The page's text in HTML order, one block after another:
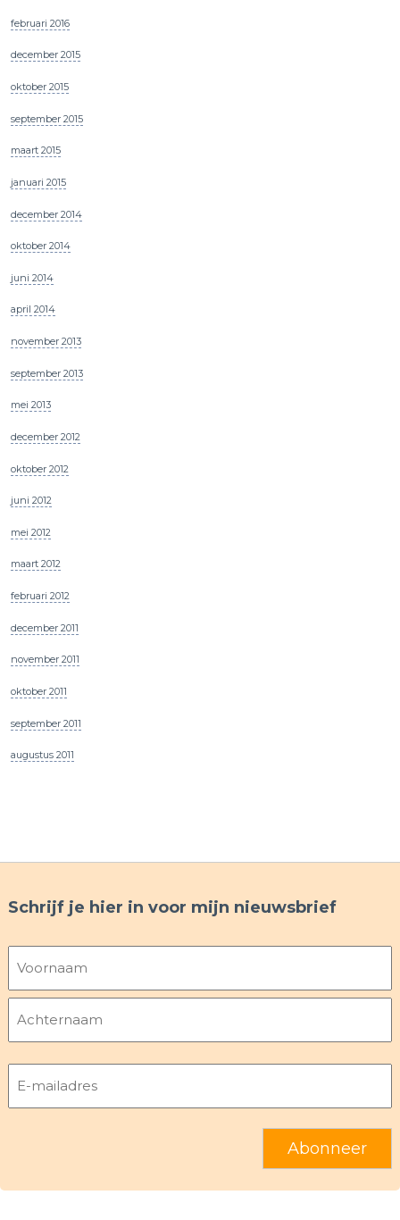
februari 2016
december 2015
oktober 2015
september 2015
maart 2015
januari 2015
december 2014
oktober 2014
juni 2014
april 2014
november 2013
september 2013
mei 2013
december 2012
oktober 2012
juni 2012
mei 2012
maart 2012
februari 2012
december 2011
november 2011
oktober 2011
september 2011
augustus 2011
Schrijf je hier in voor mijn nieuwsbrief
Naam
Achternaam
E-
mailadres